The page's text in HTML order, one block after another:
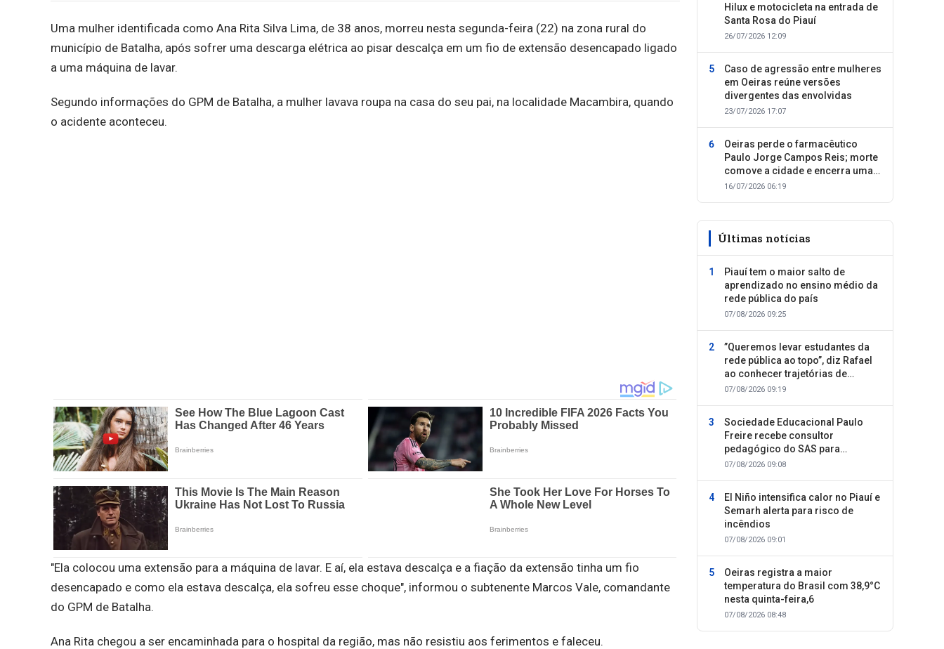
Uma mulher identificada como Ana Rita Silva Lima, de 38 anos, morreu nesta segunda-feira (22) na zona rural do
município de Batalha, após sofrer uma descarga elétrica ao pisar descalça em um fio de extensão desencapado ligado
a uma máquina de lavar.
Segundo informações do GPM de Batalha, a mulher lavava roupa na casa do seu pai, na localidade Macambira, quando
o acidente aconteceu.
"Ela colocou uma extensão para a máquina de lavar. E aí, ela estava descalça e a fiação da extensão tinha um fio
desencapado e como ela estava descalça, ela sofreu esse choque", informou o subtenente Marcos Vale, comandante
do GPM de Batalha.
Ana Rita chegou a ser encaminhada para o hospital da região, mas não resistiu aos ferimentos e faleceu.
Hilux e motocicleta na entrada de
Santa Rosa do Piauí
26/07/2026 12:09
Caso de agressão entre mulheres
em Oeiras reúne versões
divergentes das envolvidas
23/07/2026 17:07
Oeiras perde o farmacêutico
Paulo Jorge Campos Reis; morte
comove a cidade e encerra uma
trajetória dedicada ao cuidado
16/07/2026 06:19
Últimas notícias
Piauí tem o maior salto de
aprendizado no ensino médio da
rede pública do país
07/08/2026 09:25
”Queremos levar estudantes da
rede pública ao topo”, diz Rafael
ao conhecer trajetórias de
sucesso
07/08/2026 09:19
Sociedade Educacional Paulo
Freire recebe consultor
pedagógico do SAS para
planejamento do segundo
07/08/2026 09:08
El Niño intensifica calor no Piauí e
Semarh alerta para risco de
incêndios
07/08/2026 09:01
Oeiras registra a maior
temperatura do Brasil com 38,9°C
nesta quinta-feira,6
07/08/2026 08:48